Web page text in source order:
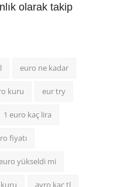
olarak takip
euro ne kadar
kuru eur try
1 euro kaç lira
fiyatı
yükseldi mi
avro kaç tl